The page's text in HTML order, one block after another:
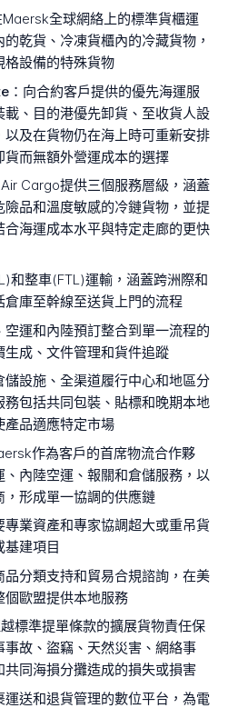
全球網絡上的標準貨櫃運
乾貨、冷凍貨櫃內的冷藏貨物，
格設備的特殊貨物
向合約客戶提供的優先海運服
、目的港優先卸貨、至收貨人設
及在貨物仍在海上時可重新安排
貨而無額外營運成本的選擇
Cargo提供三個服務層級，涵蓋
品和溫度敏感的冷鏈貨物，並提
海運成本水平與特定走廊的更快
和整車(FTL)運輸，涵蓋跨洲際和
倉庫至幹線至送貨上門的流程
空運和內陸預訂整合到單一流程的
成、文件管理和貨件追蹤
儲設施、全渠道履行中心和地區分
包括共同包裝、貼標和晚期本地
產品適應特定市場
作為客戶的首席物流合作夥
內陸空運、報關和倉儲服務，以
形成單一協調的供應鏈
專業資產和專家協調超大或重吊貨
建項目
品分類支持和貿易合規諮詢，在美
個歐盟提供本地服務
標準提單條款的擴展貨物責任保
事故、盜竊、天然災害、網絡事
同海損分攤造成的損失或損害
運送和退貨管理的數位平台，為電